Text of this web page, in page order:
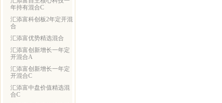
年持有混合C
汇添富科创板2年定开混
合
汇添富优势精选混合
汇添富创新增长一年定
开混合A
汇添富创新增长一年定
开混合C
汇添富中盘价值精选混
合C